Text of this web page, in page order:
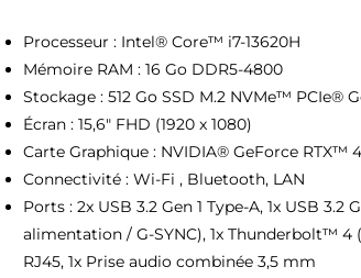
Processeur : Intel® Core™ i7-13620H
Mémoire RAM : 16 Go DDR5-4800
Stockage : 512 Go SSD M.2 NVMe™ PCIe®
Écran : 15,6″ FHD (1920 x 1080)
Carte Graphique : NVIDIA® GeForce RTX™
Connectivité : Wi-Fi , Bluetooth, LAN
Ports : 2x USB 3.2 Gen 1 Type-A, 1x USB
alimentation / G-SYNC), 1x Thunderbolt™
RJ45, 1x Prise audio combinée 3,5 mm